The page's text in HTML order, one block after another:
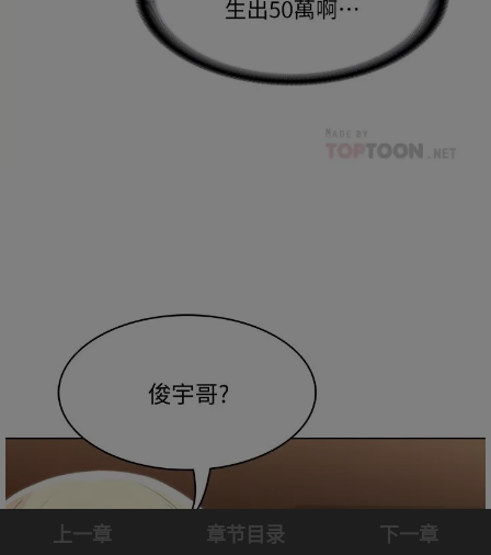
上一章 章节目录 下一章